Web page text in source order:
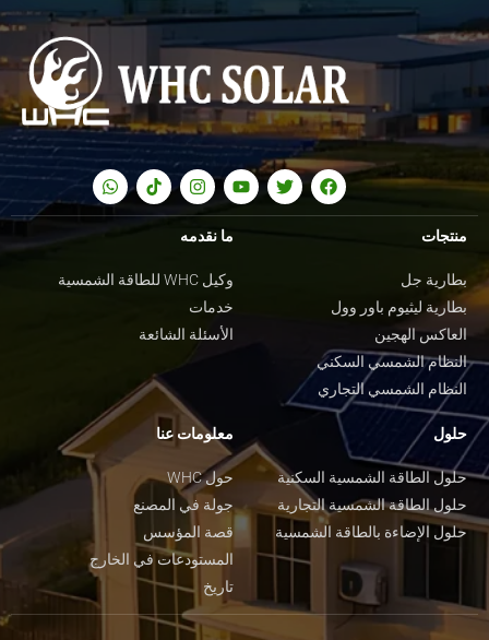
منتجات
بطارية جل
بطارية ليثيوم باور وول
العاكس الهجين
النظام الشمسي السكني
النظام الشمسي التجاري
ما نقدمه
وكيل WHC للطاقة الشمسية
خدمات
الأسئلة الشائعة
حلول
حلول الطاقة الشمسية السكنية
حلول الطاقة الشمسية التجارية
حلول الإضاءة بالطاقة الشمسية
معلومات عنا
حول WHC
جولة في المصنع
قصة المؤسس
المستودعات في الخارج
تاريخ